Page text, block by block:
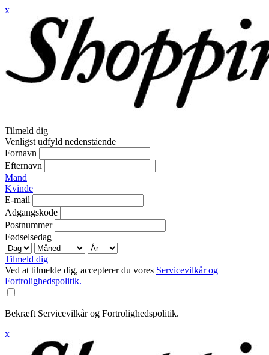
x
Tilmeld dig
Venligst udfyld nedenstående
Fornavn
Efternavn
Mand
Kvinde
E-mail
Adgangskode
Postnummer
Fødselsedag
Tilmeld dig
Ved at tilmelde dig, accepterer du vores Servicevilkår og
Fortrolighedspolitik.
Bekræft Servicevilkår og Fortrolighedspolitik.
x